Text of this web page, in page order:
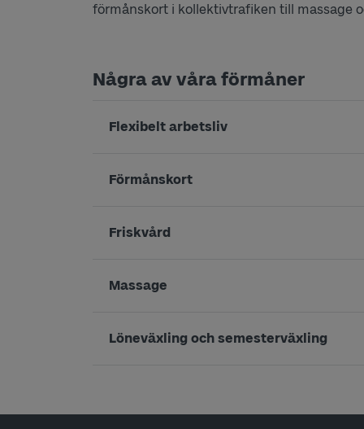
förmånskort i kollektivtrafiken till massage
Några av våra förmåner
Flexibelt arbetsliv
Förmånskort
Friskvård
Massage
Löneväxling och semesterväxling